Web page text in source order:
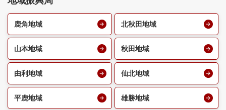
鹿角地域 北秋田地域
山本地域 秋田地域
由利地域 仙北地域
平鹿地域 雄勝地域